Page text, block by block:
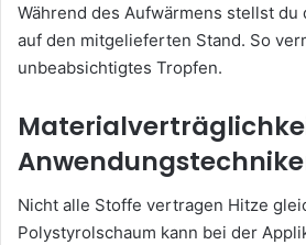
Während des Aufwärmens stellst du
auf den mitgelieferten Stand. So
unbeabsichtigtes Tropfen.
Nicht alle Stoffe vertragen Hitze
Polystyrolschaum kann bei der